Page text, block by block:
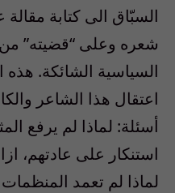
السبّاق الى كتابة
شعره وعلى “قضيته”
السياسية الشائكة. هذه
اعتقال هذا الشاعر
أسئلة: لماذا لم يرفع
استنكار على عادتهم،
لماذا لم تعمد المنظمات